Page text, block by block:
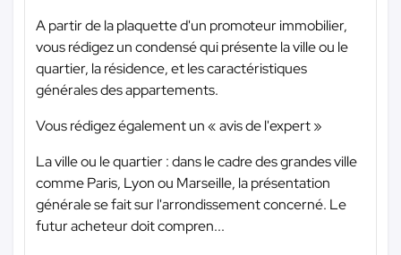
A partir de la plaquette d'un promoteur immobilier,
vous rédigez un condensé qui présente la ville ou le
quartier, la résidence, et les caractéristiques
générales des appartements.
Vous rédigez également un « avis de l'expert »
La ville ou le quartier : dans le cadre des grandes ville
comme Paris, Lyon ou Marseille, la présentation
générale se fait sur l'arrondissement concerné. Le
futur acheteur doit compren...